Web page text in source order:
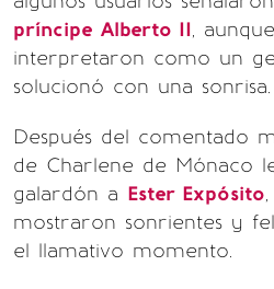
príncipe Alberto II,
interpretaron como un
solucionó con una sonrisa.
Después del comentado
de Charlene de Mónaco
galardón a Ester Expósito
mostraron sonrientes y
el llamativo momento.